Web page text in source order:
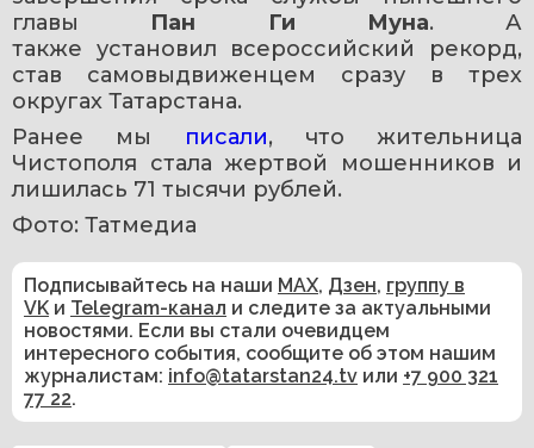
главы Пан Ги Муна. А
также установил всероссийский рекорд,
став самовыдвиженцем сразу в трех
округах Татарстана.
Ранее мы
писали, что жительница
Чистополя стала жертвой мошенников и
лишилась 71 тысячи рублей.
Фото: Татмедиа
Подписывайтесь на наши MAX, Дзен, группу в
VK и Telegram-канал и следите за актуальными
новостями. Если вы стали очевидцем
интересного события, сообщите об этом нашим
журналистам: info@tatarstan24.tv или +7 900 321
77 22.